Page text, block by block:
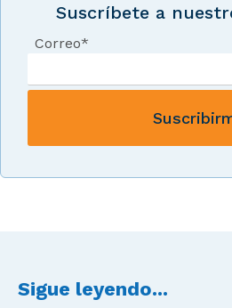
Suscríbete a
Correo*
Sigue leyendo...